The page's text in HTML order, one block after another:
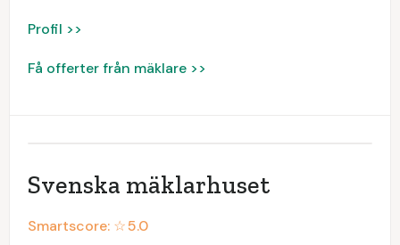
Profil >>
Få offerter från mäklare >>
Svenska mäklarhuset
Smartscore: ☆5.0